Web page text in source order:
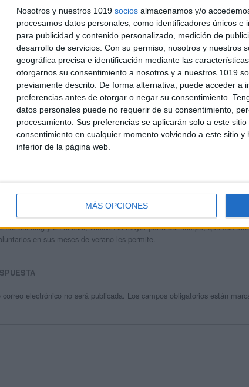
Nosotros y nuestros 1019 socios almacenamos y/o
procesamos datos personales, como identificadores únicos
para publicidad y contenido personalizado, medición de
desarrollo de servicios. Con su permiso, nosotros y nuestros
geográfica precisa e identificación mediante las
otorgarnos su consentimiento a nosotros y a nuestros 1019
previamente descrito. De forma alternativa, puede acceder a
preferencias antes de otorgar o negar su consentimiento.
datos personales puede no requerir de su consentimiento,
procesamiento. Sus preferencias se aplicarán solo a este
consentimiento en cualquier momento volviendo a este sitio
inferior de la página web.
MÁS OPCIONES
de orientacionandujar
Andújar no es solo un blog, es la apuesta personal de dos
que además de ser pareja, son los encargados de los contenidos
del blog y en el cual, vuelcan la mayor parte del tiempo, que sus
en sus meses de verano les permite.
electrónico no será publicada. Los campos obligatorios están